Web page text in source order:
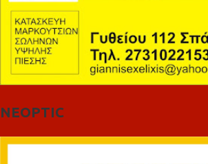
NEOPTIC